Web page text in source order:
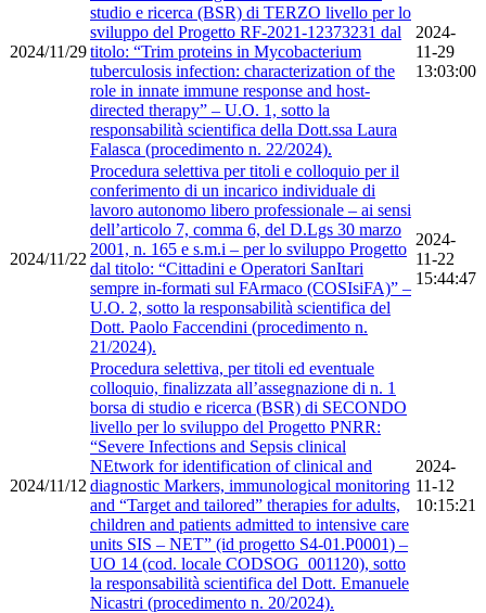
2024/11/29
studio e ricerca (BSR) di TERZO livello per lo
sviluppo del Progetto RF-2021-12373231 dal
titolo: “Trim proteins in Mycobacterium
tuberculosis infection: characterization of the
role in innate immune response and host-
directed therapy” – U.O. 1, sotto la
responsabilità scientifica della Dott.ssa Laura
Falasca (procedimento n. 22/2024).
2024-
11-29
13:03:00
2024/11/22
Procedura selettiva per titoli e colloquio per il
conferimento di un incarico individuale di
lavoro autonomo libero professionale – ai sensi
dell’articolo 7, comma 6, del D.Lgs 30 marzo
2001, n. 165 e s.m.i – per lo sviluppo Progetto
dal titolo: “Cittadini e Operatori SanItari
sempre in-formati sul FArmaco (COSIsiFA)” –
U.O. 2, sotto la responsabilità scientifica del
Dott. Paolo Faccendini (procedimento n.
21/2024).
2024-
11-22
15:44:47
2024/11/12
Procedura selettiva, per titoli ed eventuale
colloquio, finalizzata all’assegnazione di n. 1
borsa di studio e ricerca (BSR) di SECONDO
livello per lo sviluppo del Progetto PNRR:
“Severe Infections and Sepsis clinical
NEtwork for identification of clinical and
diagnostic Markers, immunological monitoring
and “Target and tailored” therapies for adults,
children and patients admitted to intensive care
units SIS – NET” (id progetto S4-01.P0001) –
UO 14 (cod. locale CODSOG_001120), sotto
la responsabilità scientifica del Dott. Emanuele
Nicastri (procedimento n. 20/2024).
2024-
11-12
10:15:21